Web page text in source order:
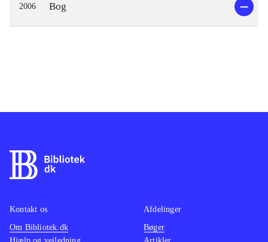
2006 Bog
Kontakt os
Om Bibliotek.dk
Afdelinger
Bøger